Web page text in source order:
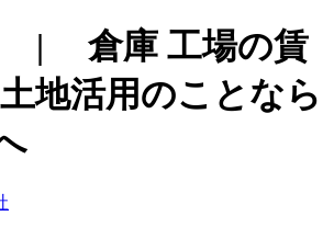
| 倉庫 工場の賃
地活用のことなら